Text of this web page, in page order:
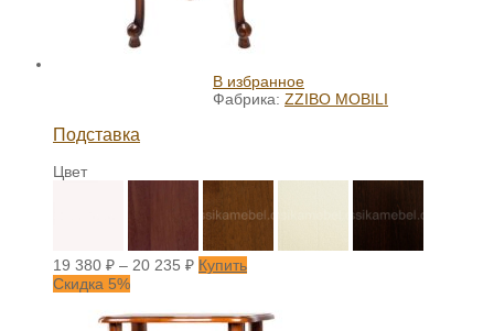
В избранное
Фабрика: ZZIBO MOBILI
Подставка
Цвет
19 380 ₽ – 20 235 ₽ Купить
Скидка 5%